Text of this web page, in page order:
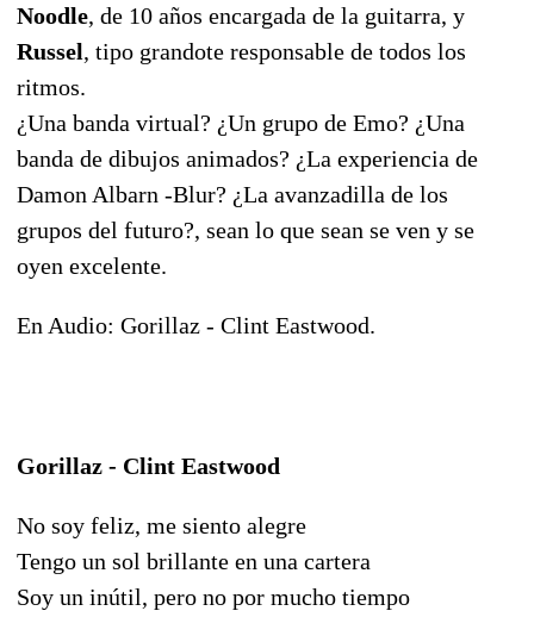
Noodle, de 10 años encargada de la guitarra, y
Russel, tipo grandote responsable de todos los
ritmos.
¿Una banda virtual? ¿Un grupo de Emo? ¿Una
banda de dibujos animados? ¿La experiencia de
Damon Albarn -Blur? ¿La avanzadilla de los
grupos del futuro?, sean lo que sean se ven y se
oyen excelente.
En Audio: Gorillaz - Clint Eastwood.
Gorillaz - Clint Eastwood
No soy feliz, me siento alegre
Tengo un sol brillante en una cartera
Soy un inútil, pero no por mucho tiempo